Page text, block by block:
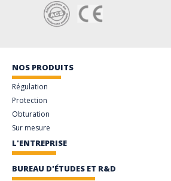
NOS PRODUITS
Régulation
Protection
Obturation
Sur mesure
L'ENTREPRISE
BUREAU D'ÉTUDES ET R&D